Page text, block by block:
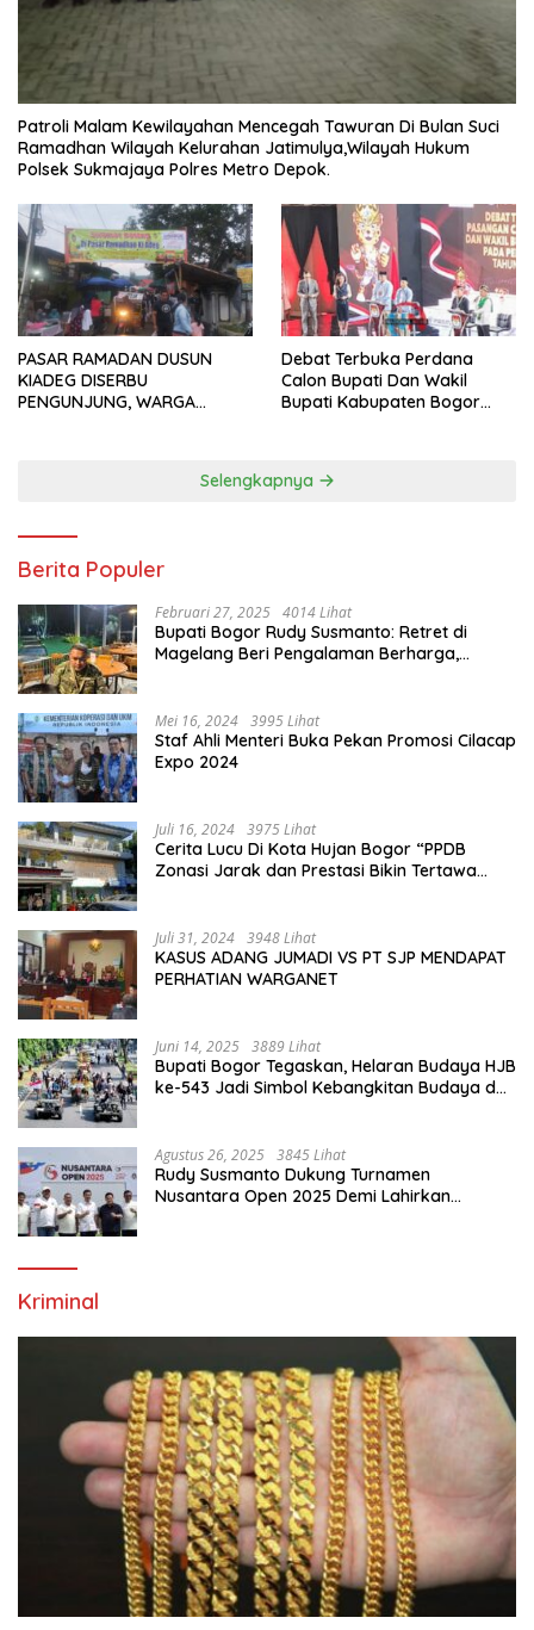
Patroli Malam Kewilayahan Mencegah Tawuran Di Bulan Suci
Ramadhan Wilayah Kelurahan Jatimulya,Wilayah Hukum
Polsek Sukmajaya Polres Metro Depok.
PASAR RAMADAN DUSUN
KIADEG DISERBU
PENGUNJUNG, WARGA
Debat Terbuka Perdana
Calon Bupati Dan Wakil
Bupati Kabupaten Bogor
Selengkapnya
Berita Populer
Februari 27, 2025 4014 Lihat
Bupati Bogor Rudy Susmanto: Retret di
Magelang Beri Pengalaman Berharga,
Mei 16, 2024 3995 Lihat
Staf Ahli Menteri Buka Pekan Promosi Cilacap
Expo 2024
Juli 16, 2024 3975 Lihat
Cerita Lucu Di Kota Hujan Bogor “PPDB
Zonasi Jarak dan Prestasi Bikin Tertawa
Juli 31, 2024 3948 Lihat
KASUS ADANG JUMADI VS PT SJP MENDAPAT
PERHATIAN WARGANET
Juni 14, 2025 3889 Lihat
Bupati Bogor Tegaskan, Helaran Budaya HJB
ke-543 Jadi Simbol Kebangkitan Budaya dan
Agustus 26, 2025 3845 Lihat
Rudy Susmanto Dukung Turnamen
Nusantara Open 2025 Demi Lahirkan
Kriminal